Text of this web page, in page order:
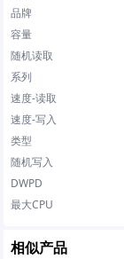
品牌
容量
随机读取
系列
速度-读取
速度-写入
类型
随机写入
DWPD
最大CPU
相似产品